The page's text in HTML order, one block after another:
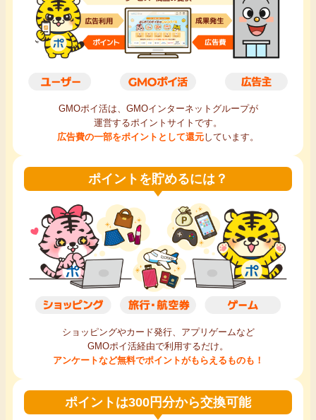
毎日ゲット
特集一覧
ヘルプセンター
GMOポイ活は、GMOインターネットグループが
運営するポイントサイトです。
広告費の一部をポイントとして還元しています。
ポイントを貯めるには？
ショッピングやカード発行、アプリゲームなど
GMOポイ活経由で利用するだけ。
アンケートなど無料でポイントがもらえるものも！
ポイントは300円分から交換可能